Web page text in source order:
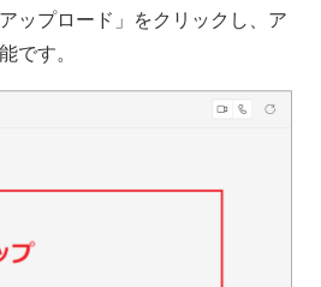
ップロード」をクリックし、ア
です。